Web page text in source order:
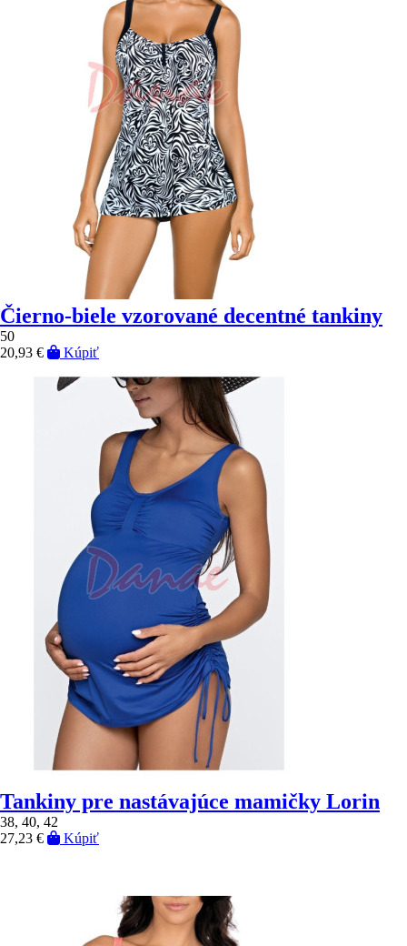
Čierno-biele vzorované decentné tankiny
50
20,93 €
Kúpiť
Tankiny pre nastávajúce mamičky Lorin
38, 40, 42
27,23 €
Kúpiť